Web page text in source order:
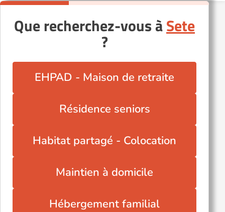
Neffiès (34320)
Popian (34230)
Saint-Hilaire-de-Beauvoir (34160)
Villespassans (34360)
Que recherchez-vous àSete
?
EHPAD - Maison de retraite
Résidence seniors
Habitat partagé - Colocation
Maintien à domicile
Hébergement familial